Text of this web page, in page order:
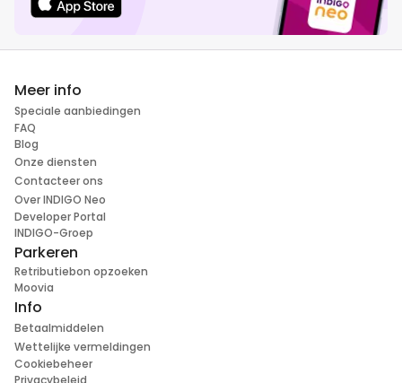
Meer info
Speciale aanbiedingen
FAQ
Blog
Onze diensten
Contacteer ons
Over INDIGO Neo
Developer Portal
INDIGO-Groep
Parkeren
Retributiebon opzoeken
Moovia
Info
Betaalmiddelen
Wettelijke vermeldingen
Cookiebeheer